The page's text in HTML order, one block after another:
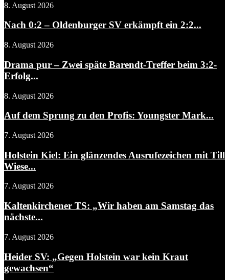
8. August 2026
Nach 0:2 – Oldenburger SV erkämpft ein 2:2...
8. August 2026
Drama pur – Zwei späte Barendt-Treffer beim 3:2-
Erfolg...
8. August 2026
Auf dem Sprung zu den Profis: Youngster Mark...
7. August 2026
Holstein Kiel: Ein glänzendes Ausrufezeichen mit Till
Wiese...
7. August 2026
Kaltenkirchener TS: „Wir haben am Samstag das
nächste...
7. August 2026
Heider SV: „Gegen Holstein war kein Kraut
gewachsen“